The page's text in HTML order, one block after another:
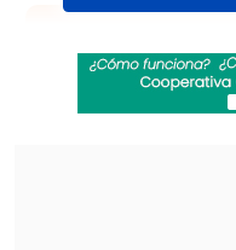
Real Madrid
hasta 2032
Maradona: Me